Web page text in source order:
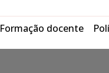
Formação docente